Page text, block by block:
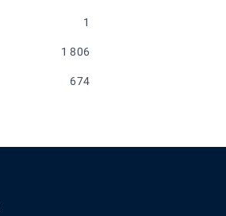
1
1 806
674